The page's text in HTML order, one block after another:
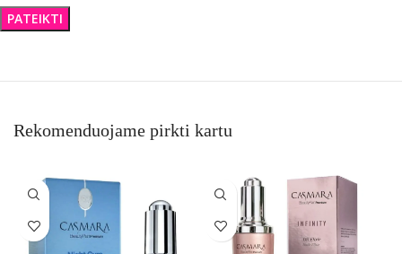
Rekomenduojame pirkti kartu